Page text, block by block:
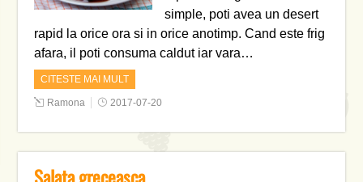
simple, poti avea un desert
rapid la orice ora si in orice anotimp. Cand este frig
afara, il poti consuma caldut iar vara…
CITESTE MAI MULT
Ramona 2017-07-20